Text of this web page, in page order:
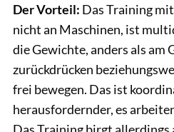
Der Vorteil: Das Training
nicht an Maschinen, ist
die Gewichte, anders als am
zurückdrücken
frei bewegen. Das ist
herausfordernder, es